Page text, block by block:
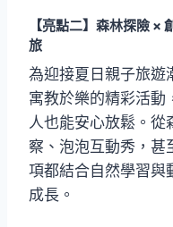
【亮點二】森林探險 ×
旅
為迎接夏日親子旅遊
寓教於樂的精彩活動
人也能安心放鬆。從
察、泡泡互動秀，甚
項都結合自然學習與
成長。